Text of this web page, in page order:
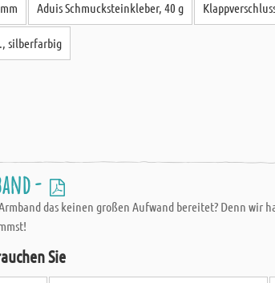
Aduis Schmucksteinkleber, 40 g
silberfarbig
-
das keinen großen Aufwand bereitet? Denn
Sie